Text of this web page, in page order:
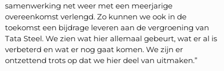
samenwerking net weer met een meerjarige
overeenkomst verlengd. Zo kunnen we ook in de
toekomst een bijdrage leveren aan de vergroening van
Tata Steel. We zien wat hier allemaal gebeurt, wat er al is
verbeterd en wat er nog gaat komen. We zijn er
ontzettend trots op dat we hier deel van uitmaken.”